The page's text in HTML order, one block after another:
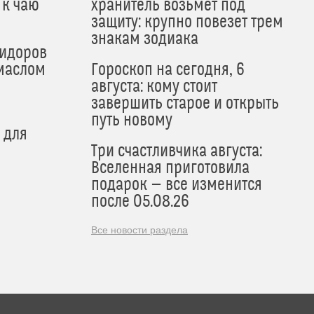
чаю
хранитель возьмет под
защиту: крупно повезет трем
знакам зодиака
Гороскоп на сегодня, 6
августа: кому стоит
завершить старое и открыть
путь новому
Три счастливчика августа:
Вселенная приготовила
подарок — все изменится
после 05.08.26
Все новости раздела